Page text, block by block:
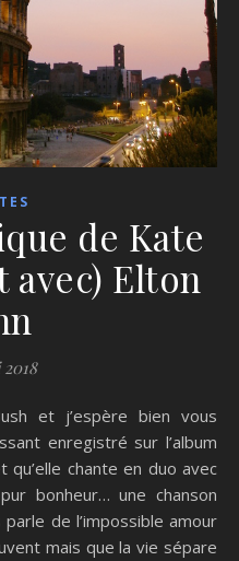
de Kate
avec) Elton
enregistré sur l’album
qu’elle chante en duo avec
bonheur… une chanson
de l’impossible amour
mais que la vie sépare